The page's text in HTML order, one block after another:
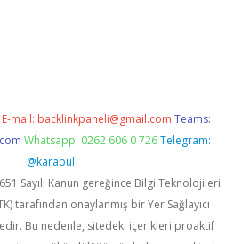
E-mail: backlinkpaneli@gmail.com Teams:
Whatsapp: 0262 606 0 726 Telegram:
@karabul
Sayılı Kanun gereğince Bilgi Teknolojileri
tarafından onaylanmış bir Yer Sağlayıcı
Bu nedenle, sitedeki içerikleri proaktif